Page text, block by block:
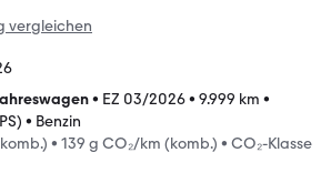
vergleichen
• EZ 03/2026• 9.999 km •
• Benzin
• 139 g CO₂/km (komb.) • CO₂-Klasse